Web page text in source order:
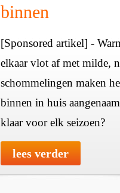
binnen
[Sponsored artikel] -
elkaar vlot af met milde,
schommelingen maken
binnen in huis
klaar voor elk seizoen?
lees verder